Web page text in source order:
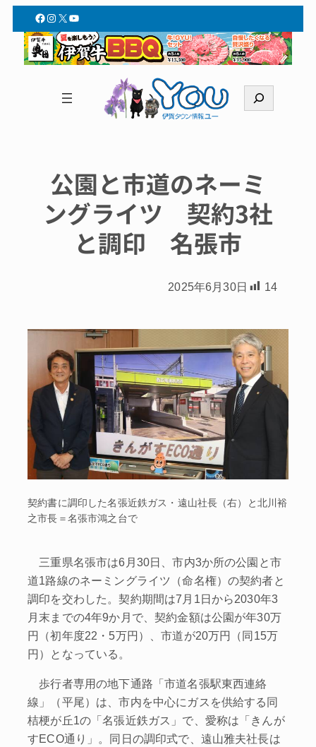
Facebook
Instagram
X YouTube
索
公園と市道のネーミ
ングライツ 契約3社
と調印 名張市
2025年6月30日 14
契約書に調印した名張近鉄ガス・遠山社長（右）と北川裕
之市長＝名張市鴻之台で
三重県名張市は6月30日、市内3か所の公園と市
道1路線のネーミングライツ（命名権）の契約者と
調印を交わした。契約期間は7月1日から2030年3
月末までの4年9か月で、契約金額は公園が年30万
円（初年度22・5万円）、市道が20万円（同15万
円）となっている。
歩行者専用の地下通路「市道名張駅東西連絡
線」（平尾）は、市内を中心にガスを供給する同
桔梗が丘1の「名張近鉄ガス」で、愛称は「きんが
すECO通り」。同日の調印式で、遠山雅夫社長は